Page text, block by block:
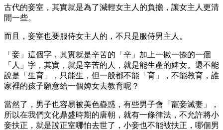
古代的妾室，其實就是為了減輕女主人的負擔，讓女主人更清
閒一些。
而且，妾室也要服侍女主人的，不只是服侍男主人。
「妾」這個字，其實就是辛苦的「辛」加上一撇一捺的一個
「人」字，其實，就是辛苦的人，就是能生產的婢女。還不能
說是「生育」，只能生，但一般都不能「育」，不能教育，誰
家裡的孩子願意給一個婢女去教育呢？
當然了，男子也容易被美色蠱惑，有些男子會「寵妾滅妻」，
所以在我們文化鼎盛時期的唐朝，就有一條律法，不允許將小
妾扶正，就是說正室哪怕去世了，小妾也不能被扶正，哪個男